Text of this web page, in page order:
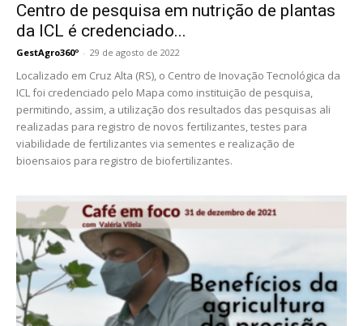
Centro de pesquisa em nutrição de plantas
da ICL é credenciado...
GestAgro360º - 29 de agosto de 2022
Localizado em Cruz Alta (RS), o Centro de Inovação Tecnológica da
ICL foi credenciado pelo Mapa como instituição de pesquisa,
permitindo, assim, a utilização dos resultados das pesquisas ali
realizadas para registro de novos fertilizantes, testes para
viabilidade de fertilizantes via sementes e realização de
bioensaios para registro de biofertilizantes.